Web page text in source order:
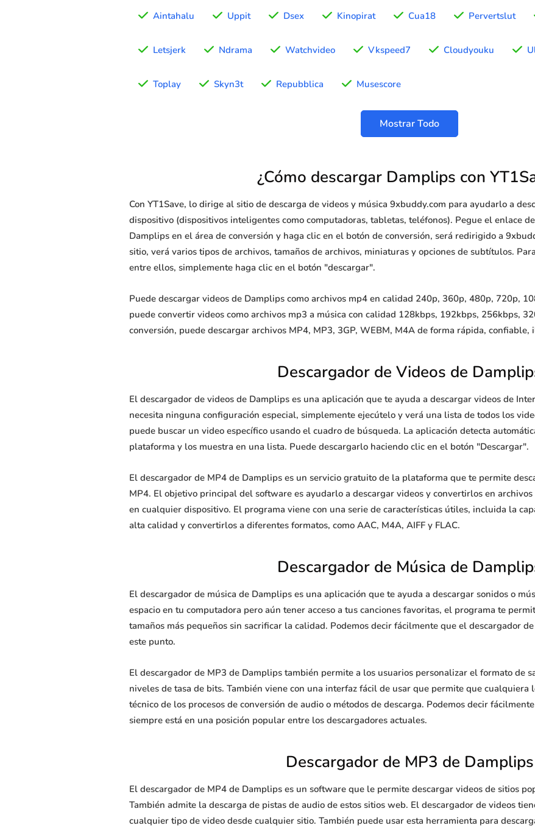
Aintahalu Uppit Dsex Kinopirat Cua18 Pervertslut
Letsjerk Ndrama Watchvideo Vkspeed7 Cloudyouku
Toplay Skyn3t Repubblica Musescore
Mostrar Todo
¿Cómo descargar Damplips con
Con YT1Save, lo dirige al sitio de descarga de videos y música 9xbuddy.com para ayudarlo a
dispositivo (dispositivos inteligentes como computadoras, tabletas, teléfonos). Pegue el enlace
Damplips en el área de conversión y haga clic en el botón de conversión, será redirigido a
sitio, verá varios tipos de archivos, tamaños de archivos, miniaturas y opciones de subtítulos.
entre ellos, simplemente haga clic en el botón "descargar".
Puede descargar videos de Damplips como archivos mp4 en calidad 240p, 360p, 480p, 720p,
puede convertir videos como archivos mp3 a música con calidad 128kbps, 192kbps, 256kbps,
conversión, puede descargar archivos MP4, MP3, 3GP, WEBM, M4A de forma rápida,
Descargador de Videos de
El descargador de videos de Damplips es una aplicación que te ayuda a descargar videos de
necesita ninguna configuración especial, simplemente ejecútelo y verá una lista de todos los
puede buscar un video específico usando el cuadro de búsqueda. La aplicación detecta
plataforma y los muestra en una lista. Puede descargarlo haciendo clic en el botón "Descargar".
El descargador de MP4 de Damplips es un servicio gratuito de la plataforma que te permite
MP4. El objetivo principal del software es ayudarlo a descargar videos y convertirlos en
en cualquier dispositivo. El programa viene con una serie de características útiles, incluida la
alta calidad y convertirlos a diferentes formatos, como AAC, M4A, AIFF y FLAC.
Descargador de Música de
El descargador de música de Damplips es una aplicación que te ayuda a descargar sonidos o
espacio en tu computadora pero aún tener acceso a tus canciones favoritas, el programa te
tamaños más pequeños sin sacrificar la calidad. Podemos decir fácilmente que el descargador
este punto.
El descargador de MP3 de Damplips también permite a los usuarios personalizar el formato de
niveles de tasa de bits. También viene con una interfaz fácil de usar que permite que
técnico de los procesos de conversión de audio o métodos de descarga. Podemos decir
siempre está en una posición popular entre los descargadores actuales.
Descargador de MP3 de Damplips
El descargador de MP4 de Damplips es un software que le permite descargar videos de sitios
También admite la descarga de pistas de audio de estos sitios web. El descargador de videos
cualquier tipo de video desde cualquier sitio. También puede usar esta herramienta para